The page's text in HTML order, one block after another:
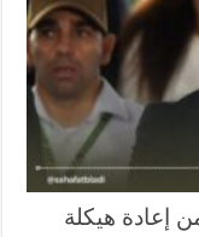
هيكلة